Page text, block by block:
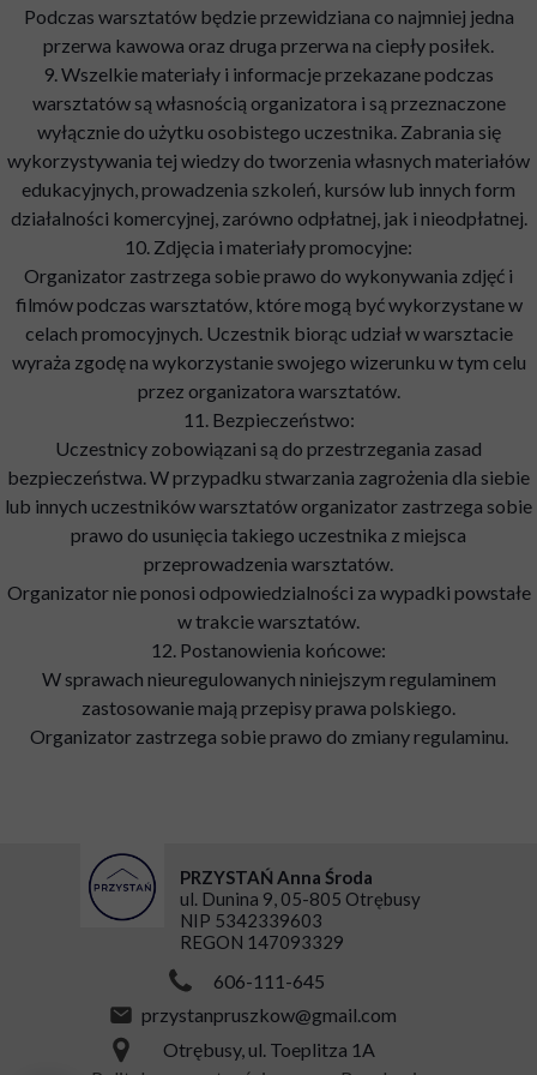
Podczas warsztatów będzie przewidziana co najmniej jedna
przerwa kawowa oraz druga przerwa na ciepły posiłek.
9. Wszelkie materiały i informacje przekazane podczas
warsztatów są własnością organizatora i są przeznaczone
wyłącznie do użytku osobistego uczestnika. Zabrania się
wykorzystywania tej wiedzy do tworzenia własnych materiałów
edukacyjnych, prowadzenia szkoleń, kursów lub innych form
działalności komercyjnej, zarówno odpłatnej, jak i nieodpłatnej.
10. Zdjęcia i materiały promocyjne:
Organizator zastrzega sobie prawo do wykonywania zdjęć i
filmów podczas warsztatów, które mogą być wykorzystane w
celach promocyjnych. Uczestnik biorąc udział w warsztacie
wyraża zgodę na wykorzystanie swojego wizerunku w tym celu
przez organizatora warsztatów.
11. Bezpieczeństwo:
Uczestnicy zobowiązani są do przestrzegania zasad
bezpieczeństwa. W przypadku stwarzania zagrożenia dla siebie
lub innych uczestników warsztatów organizator zastrzega sobie
prawo do usunięcia takiego uczestnika z miejsca
przeprowadzenia warsztatów.
Organizator nie ponosi odpowiedzialności za wypadki powstałe
w trakcie warsztatów.
12. Postanowienia końcowe:
W sprawach nieuregulowanych niniejszym regulaminem
zastosowanie mają przepisy prawa polskiego.
Organizator zastrzega sobie prawo do zmiany regulaminu.
PRZYSTAŃ Anna Środa
ul. Dunina 9, 05-805 Otrębusy
NIP 5342339603
REGON 147093329
606-111-645
przystanpruszkow@gmail.com
Otrębusy, ul. Toeplitza 1A